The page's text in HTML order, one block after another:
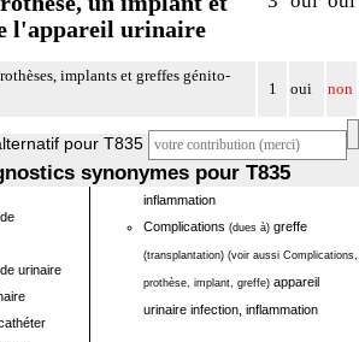
l'appareil urinaire
implants et greffes génito-
1 oui non
pour T835
synonymes pour T835
urinaire
inflammation
Complications (dues à) greffe
(transplantation) (voir aussi Complications,
prothèse, implant, greffe) appareil
urinaire infection, inflammation